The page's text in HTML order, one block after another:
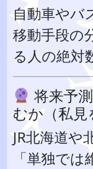
自動車やバ
移動手段
る人の絶対
将来予
むか（私見
JR北海道や
「単独で